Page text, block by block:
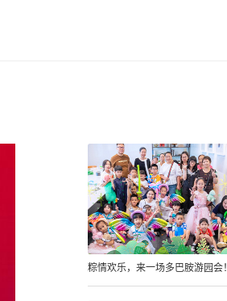
粽情欢乐，来一场多巴胺游园会！